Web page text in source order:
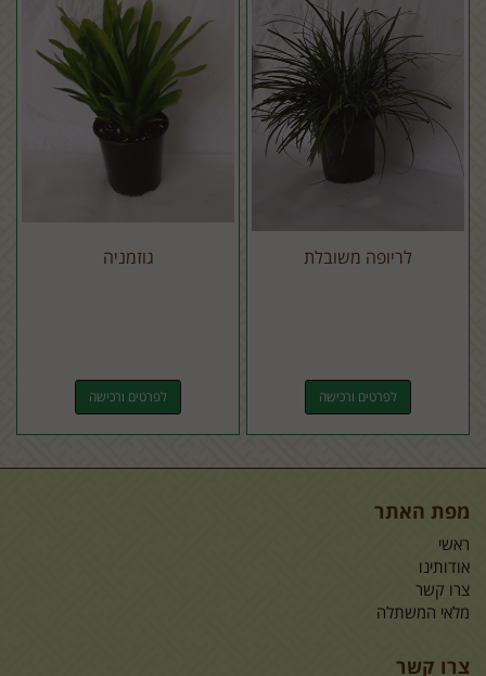
לריופה משובלת
לפרטים ורכישה
גוזמניה
לפרטים ורכישה
מפת האתר
ראשי
אודותינו
צרו קשר
מלאי המשתלה
צרו קשר